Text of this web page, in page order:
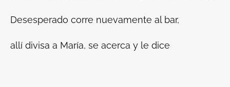
Desesperado corre nuevamente al bar,
allí divisa a María, se acerca y le dice